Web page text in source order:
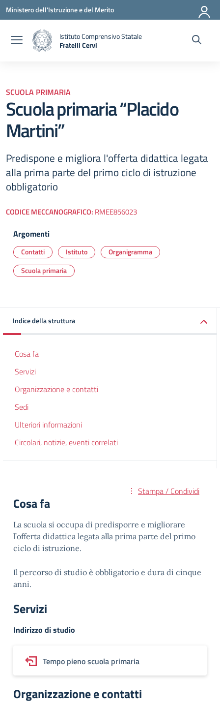
Vai ai contenuti
Vai al menu di navigazione
Vai al footer
Ministero dell'Istruzione e del Merito
Istituto Comprensivo Statale
Fratelli Cervi
SCUOLA PRIMARIA
Scuola primaria “Placido
Martini”
Predispone e migliora l'offerta didattica legata
alla prima parte del primo ciclo di istruzione
obbligatorio
CODICE MECCANOGRAFICO: RMEE856023
Argomenti
Contatti Istituto
Organigramma
Scuola primaria
Indice della struttura
Cosa fa
Servizi
Organizzazione e contatti
Sedi
Ulteriori informazioni
Circolari, notizie, eventi correlati
Stampa / Condividi
Cosa fa
La scuola si occupa di predisporre e migliorare
l’offerta didattica legata alla prima parte del primo
ciclo di istruzione.
Il percorso di studio è obbligatorio e dura di cinque
anni.
Servizi
Indirizzo di studio
Tempo pieno scuola primaria
Organizzazione e contatti